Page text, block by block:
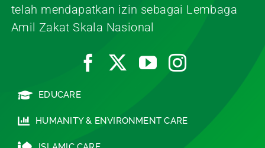
telah mendapatkan izin sebagai Lembaga
Amil Zakat Skala Nasional
EDUCARE
HUMANITY & ENVIRONMENT CARE